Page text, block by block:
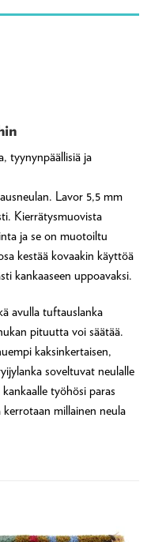
tyynynpäällisiä ja
Lavor 5,5 mm
Kierrätysmuovista
ja se on muotoiltu
kestää kovaakin käyttöä
kankaaseen uppoavaksi.
avulla tuftauslanka
pituutta voi säätää.
kaksinkertaisen,
soveltuvat neulalle
työhösi paras
millainen neula